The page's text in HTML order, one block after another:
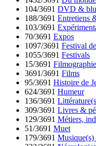
104/3691 DVD &
188/3691 Entretiens
103/3691
70/3691 Expos
1097/3691 Festival
1055/3691 Festivals
15/3691
3691/3691 Films
95/3691 Histoire de
624/3691 Humeur
136/3691
309/3691 Livres &
129/3691 Métiers,
51/3691 Muet
179/3691